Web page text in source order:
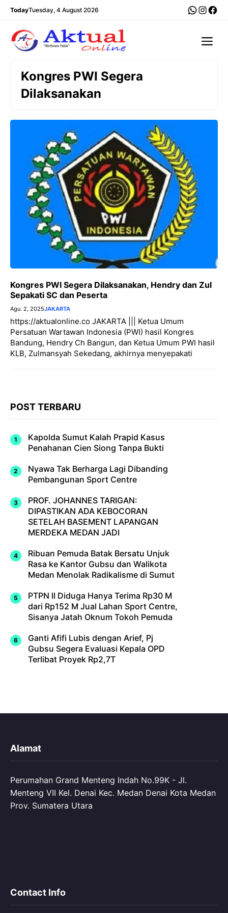
Langsung
TodayTuesday, 4 August 2026
Kongres PWI Segera
Dilaksanakan
Kongres PWI Segera Dilaksanakan, Hendry dan Zul
Sepakati SC dan Peserta
Agu. 2, 2025JAKARTA
https://aktualonline.co JAKARTA ||| Ketua Umum
Persatuan Wartawan Indonesia (PWI) hasil Kongres
Bandung, Hendry Ch Bangun, dan Ketua Umum PWI hasil
KLB, Zulmansyah Sekedang, akhirnya menyepakati
POST TERBARU
Kapolda Sumut Kalah Prapid Kasus
Penahanan Cien Siong Tanpa Bukti
Nyawa Tak Berharga Lagi Dibanding
Pembangunan Sport Centre
PROF. JOHANNES TARIGAN:
DIPASTIKAN ADA KEBOCORAN
SETELAH BASEMENT LAPANGAN
MERDEKA MEDAN JADI
Ribuan Pemuda Batak Bersatu Unjuk
Rasa ke Kantor Gubsu dan Walikota
Medan Menolak Radikalisme di Sumut
PTPN II Diduga Hanya Terima Rp30 M
dari Rp152 M Jual Lahan Sport Centre,
Sisanya Jatah Oknum Tokoh Pemuda
Ganti Afifi Lubis dengan Arief, Pj
Gubsu Segera Evaluasi Kepala OPD
Terlibat Proyek Rp2,7T
Alamat
Perumahan Grand Menteng Indah No.99K - Jl.
Menteng VII Kel. Denai Kec. Medan Denai Kota Medan
Prov. Sumatera Utara
Contact Info